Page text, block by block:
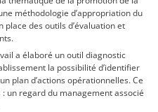
méthodologie d’appropriation du
des outils d’évaluation et
a élaboré un outil diagnostic
la possibilité d’identifier
plan d’actions opérationnelles. Ce
un regard du management associé